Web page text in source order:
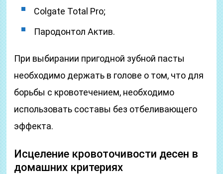
Colgate Total Pro;
Пародонтол Актив.
При выбирании пригодной зубной пасты
необходимо держать в голове о том, что для
борьбы с кровотечением, необходимо
использовать составы без отбеливающего
эффекта.
Исцеление кровоточивости десен в
домашних критериях